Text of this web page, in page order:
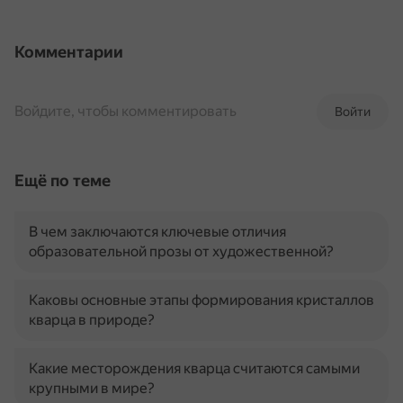
Комментарии
Войти
Войдите, чтобы комментировать
Ещё по теме
В чем заключаются ключевые отличия
образовательной прозы от художественной?
Каковы основные этапы формирования кристаллов
кварца в природе?
Какие месторождения кварца считаются самыми
крупными в мире?